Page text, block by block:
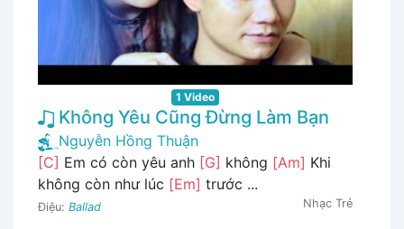
1 Video
Không Yêu Cũng Đừng Làm Bạn
Nguyễn Hồng Thuận
[C] Em có còn yêu anh [G] không [Am] Khi
không còn như lúc [Em] trước ...
Điệu: Ballad Nhạc Trẻ